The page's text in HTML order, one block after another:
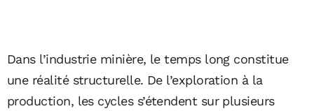
Dans l’industrie minière, le temps long constitue
une réalité structurelle. De l’exploration à la
production, les cycles s’étendent sur plusieurs